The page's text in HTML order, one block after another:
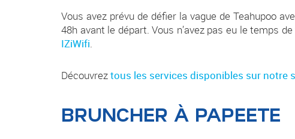
Vous avez prévu de défier la vague de Teahupoo
48h avant le départ. Vous n’avez pas eu le temps
IZiWifi.
Découvreztous les services disponibles sur notre
BRUNCHER À PAPEETE